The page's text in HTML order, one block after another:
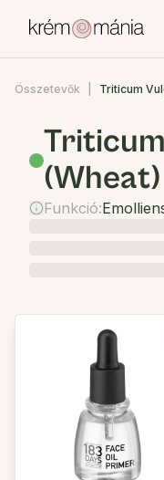
Összetevők Triticum
Funkció: